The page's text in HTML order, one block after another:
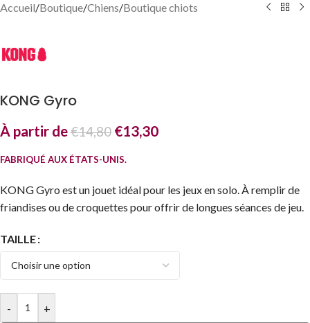
Accueil/Boutique/Chiens/Boutique chiots
KONG Gyro
À partir de€14,80 €13,30
FABRIQUÉ AUX ÉTATS-UNIS.
KONG Gyro est un jouet idéal pour les jeux en solo. À remplir de
friandises ou de croquettes pour offrir de longues séances de jeu.
TAILLE
- +